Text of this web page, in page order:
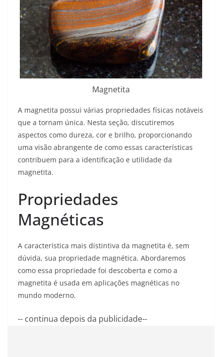
Magnetita
A magnetita possui várias propriedades físicas notáveis
que a tornam única. Nesta seção, discutiremos
aspectos como dureza, cor e brilho, proporcionando
uma visão abrangente de como essas características
contribuem para a identificação e utilidade da
magnetita.
Propriedades
Magnéticas
A característica mais distintiva da magnetita é, sem
dúvida, sua propriedade magnética. Abordaremos
como essa propriedade foi descoberta e como a
magnetita é usada em aplicações magnéticas no
mundo moderno.
-- continua depois da publicidade--